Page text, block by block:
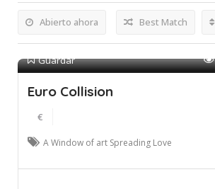
Abierto ahora Best Match
Guardar
Euro Collision
€
A Window of art Spreading Love